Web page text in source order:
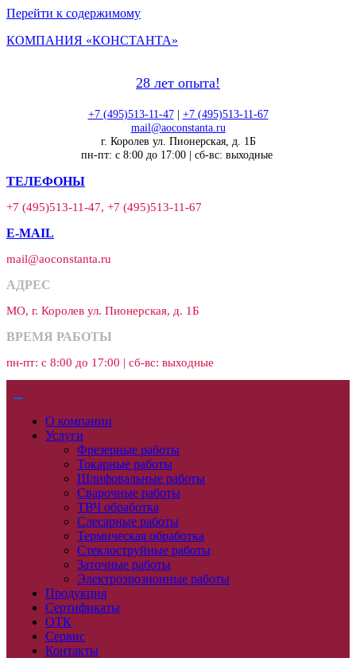
Перейти к содержимому
КОМПАНИЯ «КОНСТАНТА»
28 лет опыта!
+7 (495)513-11-47| +7 (495)513-11-67
mail@aoconstanta.ru
г. Королев ул. Пионерская, д. 1Б
пн-пт: с 8:00 до 17:00 | сб-вс: выходные
ТЕЛЕФОНЫ
+7 (495)513-11-47, +7 (495)513-11-67
E-MAIL
mail@aoconstanta.ru
АДРЕС
МО, г. Королев ул. Пионерская, д. 1Б
ВРЕМЯ РАБОТЫ
пн-пт: с 8:00 до 17:00 | сб-вс: выходные
О компании
Услуги
Фрезерные работы
Токарные работы
Шлифовальные работы
Сварочные работы
ТВЧ обработка
Слесарные работы
Термическая обработка
Стеклоструйные работы
Заточные работы
Электроэрозионные работы
Продукция
Сертификаты
ОТК
Сервис
Контакты